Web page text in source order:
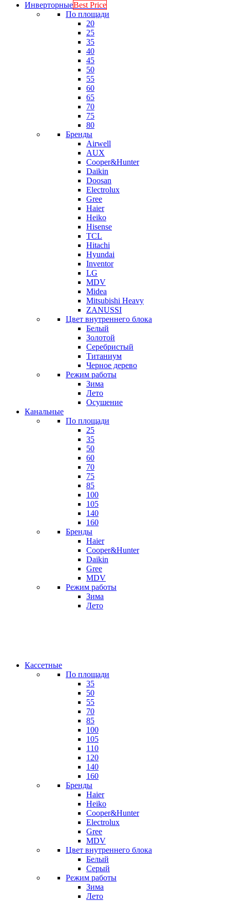
ИнверторныеBest Price
По площади
20
25
35
40
45
50
55
60
65
70
75
80
Бренды
Airwell
AUX
Cooper&Hunter
Daikin
Doosan
Electrolux
Gree
Haier
Heiko
Hisense
TCL
Hitachi
Hyundai
Inventor
LG
MDV
Midea
Mitsubishi Heavy
ZANUSSI
Цвет внутреннего блока
Белый
Золотой
Серебристый
Титаниум
Черное дерево
Режим работы
Зима
Лето
Осушение
Канальные
По площади
25
35
50
60
70
75
85
100
105
140
160
Бренды
Haier
Cooper&Hunter
Daikin
Gree
MDV
Режим работы
Зима
Лето
Кассетные
По площади
35
50
55
70
85
100
105
110
120
140
160
Бренды
Haier
Heiko
Cooper&Hunter
Electrolux
Gree
MDV
Цвет внутреннего блока
Белый
Серый
Режим работы
Зима
Лето